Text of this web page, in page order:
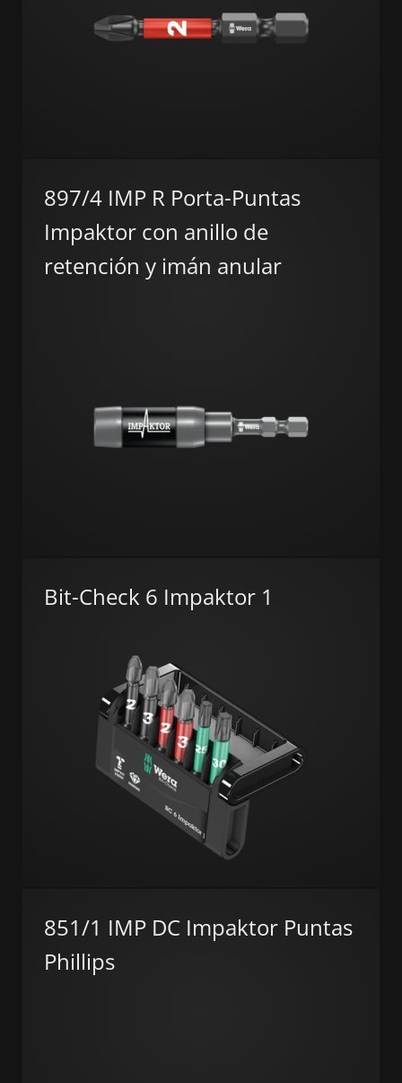
897/4 IMP R Porta-Puntas
Impaktor con anillo de
retención y imán anular
Bit-Check 6 Impaktor 1
851/1 IMP DC Impaktor Puntas
Phillips